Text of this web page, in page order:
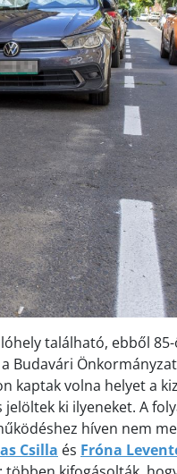
található, ebből
Budavári
kaptak volna helyet a
ki ilyeneket. A
híven nem
Csilla és Fróna